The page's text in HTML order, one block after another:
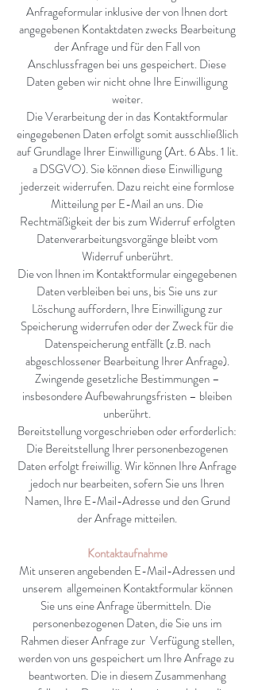
Anfrageformular inklusive der von Ihnen dort
angegebenen Kontaktdaten zwecks Bearbeitung
der Anfrage und für den Fall von
Anschlussfragen bei uns gespeichert. Diese
Daten geben wir nicht ohne Ihre Einwilligung
weiter.
Die Verarbeitung der in das Kontaktformular
eingegebenen Daten erfolgt somit ausschließlich
auf Grundlage Ihrer Einwilligung (Art. 6 Abs. 1 lit.
a DSGVO). Sie können diese Einwilligung
jederzeit widerrufen. Dazu reicht eine formlose
Mitteilung per E-Mail an uns. Die
Rechtmäßigkeit der bis zum Widerruf erfolgten
Datenverarbeitungsvorgänge bleibt vom
Widerruf unberührt.
Die von Ihnen im Kontaktformular eingegebenen
Daten verbleiben bei uns, bis Sie uns zur
Löschung auffordern, Ihre Einwilligung zur
Speicherung widerrufen oder der Zweck für die
Datenspeicherung entfällt (z.B. nach
abgeschlossener Bearbeitung Ihrer Anfrage).
Zwingende gesetzliche Bestimmungen –
insbesondere Aufbewahrungsfristen – bleiben
unberührt.
Bereitstellung vorgeschrieben oder erforderlich:
Die Bereitstellung Ihrer personenbezogenen
Daten erfolgt freiwillig. Wir können Ihre Anfrage
jedoch nur bearbeiten, sofern Sie uns Ihren
Namen, Ihre E-Mail-Adresse und den Grund
der Anfrage mitteilen.
Kontaktaufnahme
Mit unseren angebenden E-Mail-Adressen und
unserem allgemeinen Kontaktformular können
Sie uns eine Anfrage übermitteln. Die
personenbezogenen Daten, die Sie uns im
Rahmen dieser Anfrage zur Verfügung stellen,
werden von uns gespeichert um Ihre Anfrage zu
beantworten. Die in diesem Zusammenhang